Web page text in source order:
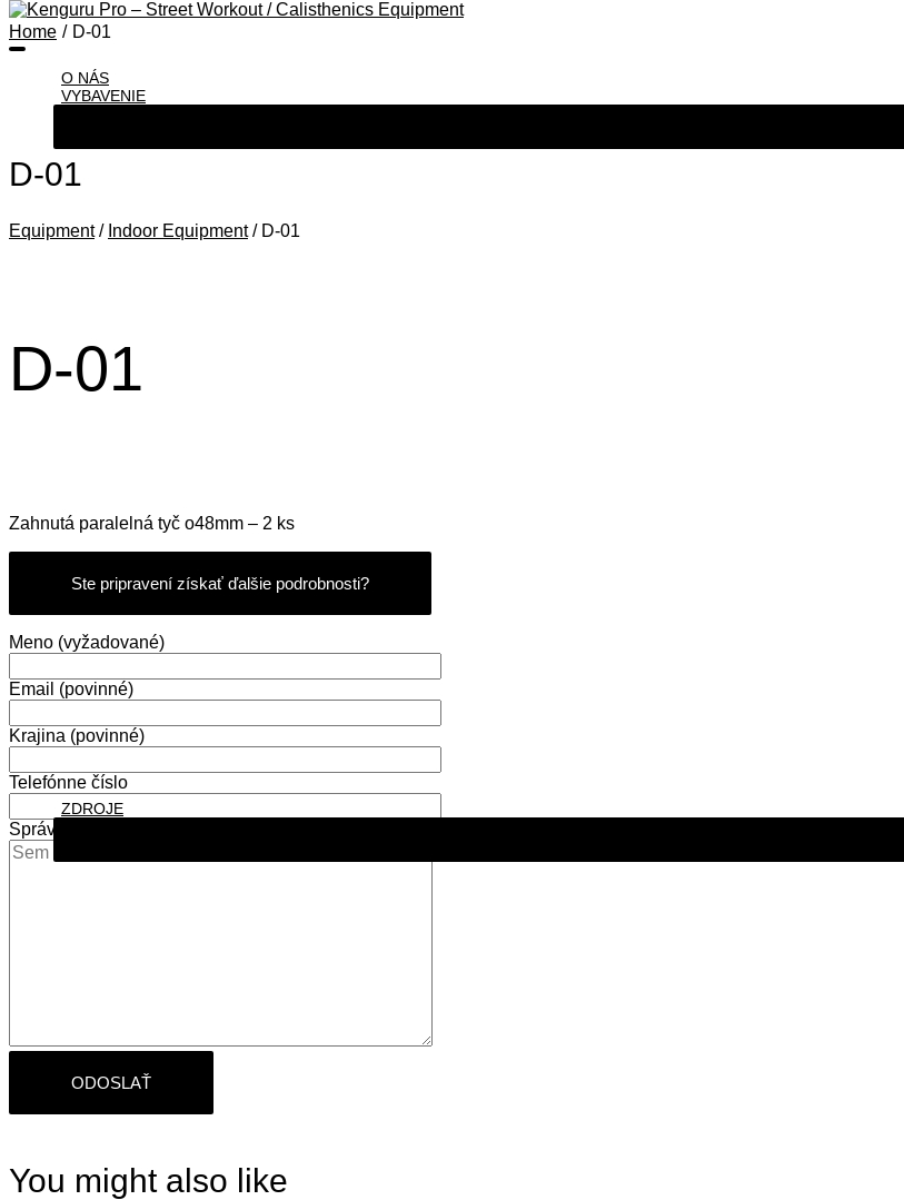
O NÁS
VYBAVENIE
ZDROJE
Home D-01
D-01
Equipment/ Indoor Equipment/ D-01
D-01
Zahnutá paralelná tyč o48mm – 2 ks
Ste pripravení získať ďalšie podrobnosti?
Meno (vyžadované)
Email (povinné)
Krajina (povinné)
Telefónne číslo
Správa (povinné)
You might also like